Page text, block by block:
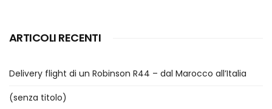
ARTICOLI RECENTI
Delivery flight di un Robinson R44 – dal Marocco all’Italia
(senza titolo)